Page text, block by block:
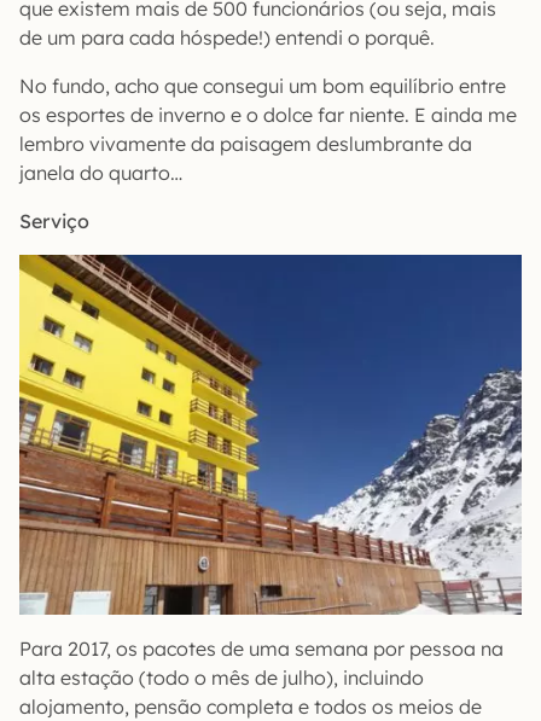
que existem mais de 500 funcionários (ou seja, mais
de um para cada hóspede!) entendi o porquê.
No fundo, acho que consegui um bom equilíbrio entre
os esportes de inverno e o dolce far niente. E ainda me
lembro vivamente da paisagem deslumbrante da
janela do quarto…
Serviço
Para 2017, os pacotes de uma semana por pessoa na
alta estação (todo o mês de julho), incluindo
alojamento, pensão completa e todos os meios de